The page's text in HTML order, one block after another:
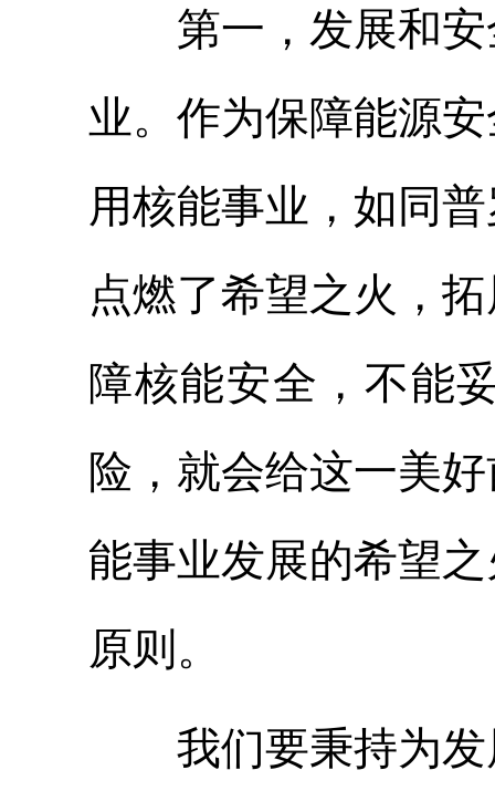
第一，发展和安
业。作为保障能源
用核能事业，如同
点燃了希望之火，
障核能安全，不能
险，就会给这一美
能事业发展的希望
原则。
我们要秉持为发